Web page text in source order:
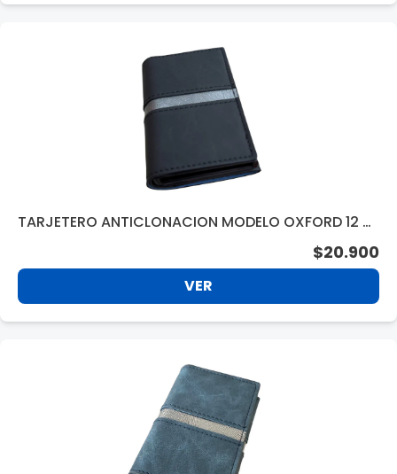
TARJETERO ANTICLONACION MODELO OXFORD 12 DI
$20.900
VER